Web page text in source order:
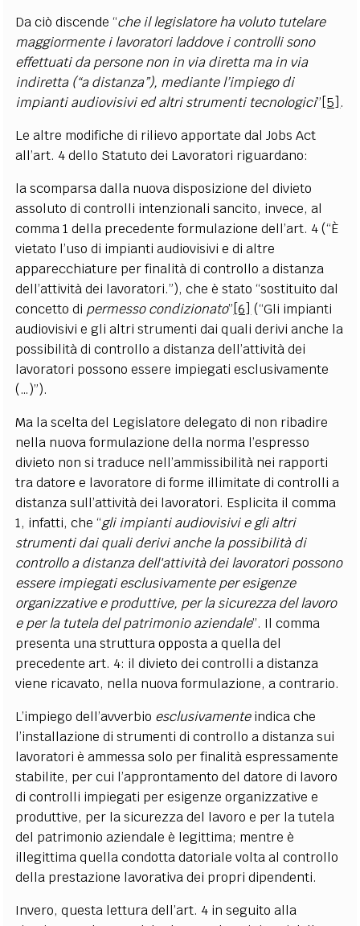
Da ciò discende “che il legislatore ha voluto tutelare
maggiormente i lavoratori laddove i controlli sono
effettuati da persone non in via diretta ma in via
indiretta (“a distanza”), mediante l’impiego di
impianti audiovisivi ed altri strumenti tecnologici”[5] .
Le altre modifiche di rilievo apportate dal Jobs Act
all’art. 4 dello Statuto dei Lavoratori riguardano:
la scomparsa dalla nuova disposizione del divieto
assoluto di controlli intenzionali sancito, invece, al
comma 1 della precedente formulazione dell’art. 4 (“È
vietato l’uso di impianti audiovisivi e di altre
apparecchiature per finalità di controllo a distanza
dell’attività dei lavoratori.”), che è stato “sostituito dal
concetto di permesso condizionato”[6] (“Gli impianti
audiovisivi e gli altri strumenti dai quali derivi anche la
possibilità di controllo a distanza dell’attività dei
lavoratori possono essere impiegati esclusivamente
(…)”).
Ma la scelta del Legislatore delegato di non ribadire
nella nuova formulazione della norma l’espresso
divieto non si traduce nell’ammissibilità nei rapporti
tra datore e lavoratore di forme illimitate di controlli a
distanza sull’attività dei lavoratori. Esplicita il comma
1, infatti, che “gli impianti audiovisivi e gli altri
strumenti dai quali derivi anche la possibilità di
controllo a distanza dell'attività dei lavoratori possono
essere impiegati esclusivamente per esigenze
organizzative e produttive, per la sicurezza del lavoro
e per la tutela del patrimonio aziendale”. Il comma
presenta una struttura opposta a quella del
precedente art. 4: il divieto dei controlli a distanza
viene ricavato, nella nuova formulazione, a contrario.
L’impiego dell’avverbio esclusivamenteindica che
l’installazione di strumenti di controllo a distanza sui
lavoratori è ammessa solo per finalità espressamente
stabilite, per cui l’approntamento del datore di lavoro
di controlli impiegati per esigenze organizzative e
produttive, per la sicurezza del lavoro e per la tutela
del patrimonio aziendale è legittima; mentre è
illegittima quella condotta datoriale volta al controllo
della prestazione lavorativa dei propri dipendenti.
Invero, questa lettura dell’art. 4 in seguito alla